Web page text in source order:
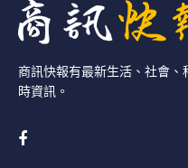
商訊快報有最新生活、社會
時資訊。